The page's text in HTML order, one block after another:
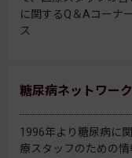
に関するQ＆Aコーナ
ス
糖尿病ネットワーク
1996年より糖尿病に
療スタッフのための